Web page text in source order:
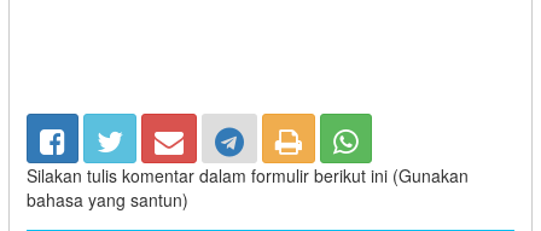
Silakan tulis komentar dalam formulir berikut ini (Gunakan
bahasa yang santun)